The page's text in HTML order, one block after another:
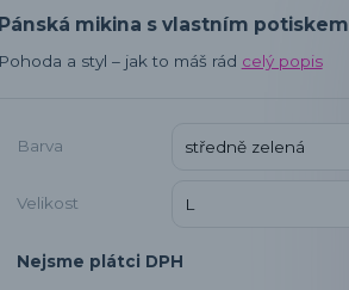
Pánská mikina s vlastním potiskem
Pohoda a styl – jak to máš rád celý popis
Barva
Velikost
Nejsme plátci DPH